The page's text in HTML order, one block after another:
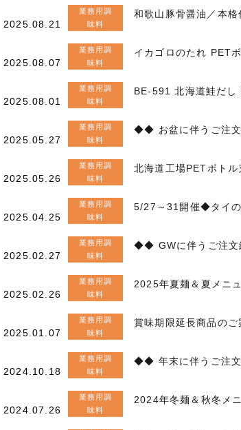
2025.08.21
業務用調
味料
和歌山豚骨醤油／本
2025.08.07
業務用調
味料
イカゴロのたれ PET
2025.08.01
業務用調
味料
BE-591 北海道鮭だし
2025.05.27
業務用調
味料
◆◆ お盆に伴うご注
2025.05.26
業務用調
味料
北海道工場PETボト
2025.04.25
業務用調
味料
5/27～31開催◆タイ
2025.02.27
業務用調
味料
◆◆ GWに伴うご注文
2025.02.26
業務用調
味料
2025年夏麺＆夏メニ
2025.01.07
業務用調
味料
賞味期限延長商品のご
2024.10.18
業務用調
味料
◆◆ 年末に伴うご注
2024.07.26
業務用調
味料
2024年冬麺＆秋冬メ